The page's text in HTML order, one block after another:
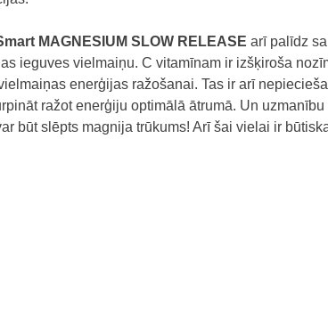
MAGNESIUM SLOW RELEASE arī palīdz
ieguves vielmaiņu. C vitamīnam ir izšķiroša
enerģijas ražošanai. Tas ir arī
ražot enerģiju optimālā ātrumā. Un
būt slēpts magnija trūkums! Arī šai vielai ir